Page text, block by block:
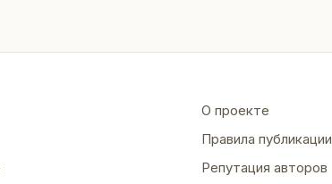
О проекте
Правила публикации
Репутация авторов